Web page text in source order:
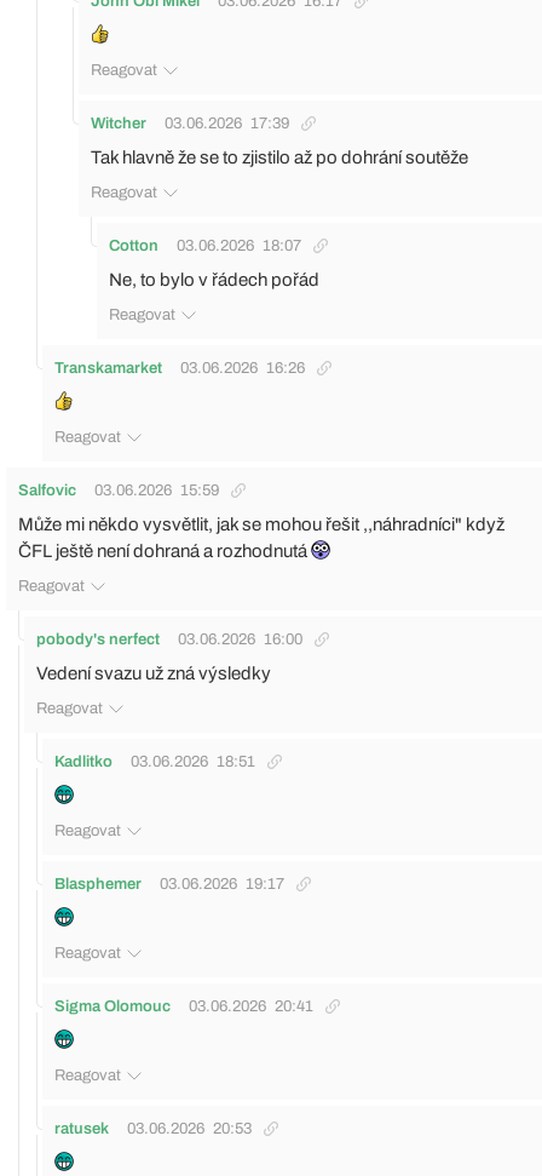
Reagovat
Witcher 03.06.2026 17:39
Tak hlavně že se to zjistilo až po dohrání soutěže
Reagovat
Cotton 03.06.2026 18:07
Ne, to bylo v řádech pořád
Reagovat
Transkamarket 03.06.2026 16:26
Reagovat
Salfovic 03.06.2026 15:59
Může mi někdo vysvětlit, jak se mohou řešit ,,náhradníci" když
ČFL ještě není dohraná a rozhodnutá
Reagovat
pobody's nerfect 03.06.2026 16:00
Vedení svazu už zná výsledky
Reagovat
Kadlitko 03.06.2026 18:51
Reagovat
Blasphemer 03.06.2026 19:17
Reagovat
Sigma Olomouc 03.06.2026 20:41
Reagovat
ratusek 03.06.2026 20:53